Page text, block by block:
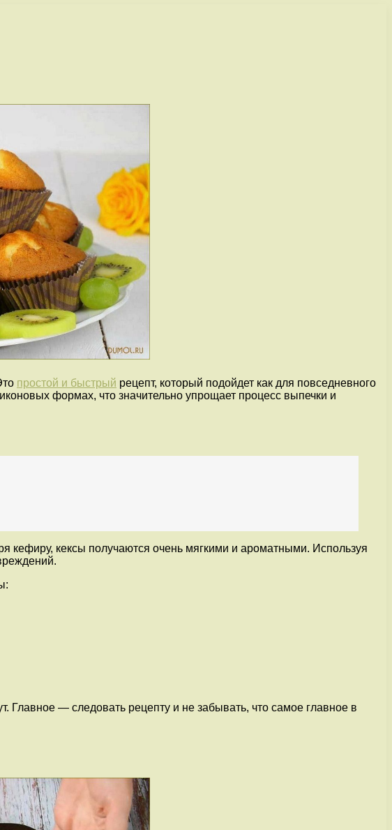
простой и быстрый рецепт, который подойдет как для повседневного
формах, что значительно упрощает процесс выпечки и
кефиру, кексы получаются очень мягкими и ароматными. Используя
Главное — следовать рецепту и не забывать, что самое главное в